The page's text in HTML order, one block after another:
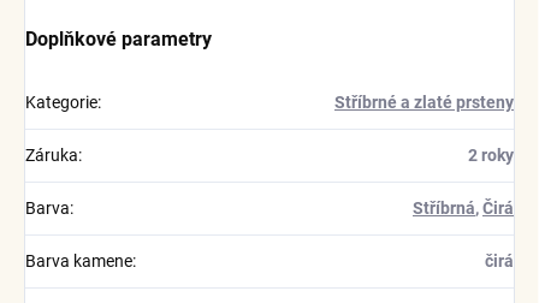
Doplňkové parametry
Kategorie: Stříbrné a zlaté prsteny
Záruka: 2 roky
Barva: Stříbrná,Čirá
Barva kamene: čirá